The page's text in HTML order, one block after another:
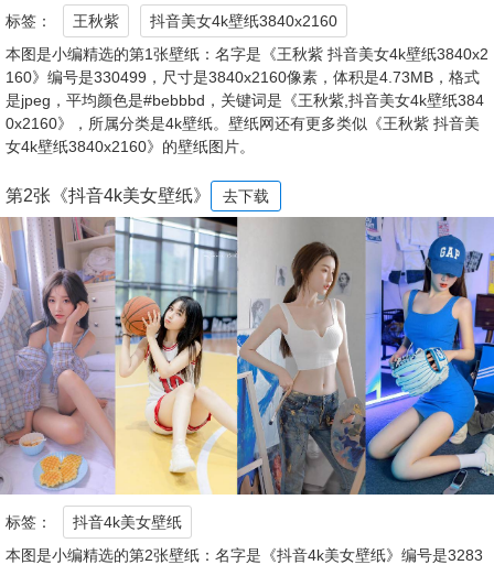
标签： 王秋紫
抖音美女4k壁纸3840x2160
本图是小编精选的第1张壁纸：名字是《王秋紫 抖音美女4k壁纸3840x2
160》编号是330499，尺寸是3840x2160像素，体积是4.73MB，格式
是jpeg，平均颜色是#bebbbd，关键词是《王秋紫,抖音美女4k壁纸384
0x2160》，所属分类是4k壁纸。壁纸网还有更多类似《王秋紫 抖音美
女4k壁纸3840x2160》的壁纸图片。
第2张《抖音4k美女壁纸》 去下载
标签：
抖音4k美女壁纸
本图是小编精选的第2张壁纸：名字是《抖音4k美女壁纸》编号是3283